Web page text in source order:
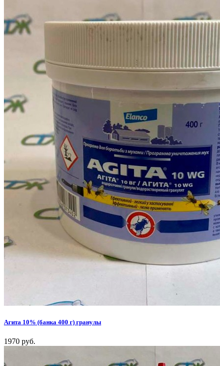
Агита 10% (банка 400 г) гранулы
1970 руб.